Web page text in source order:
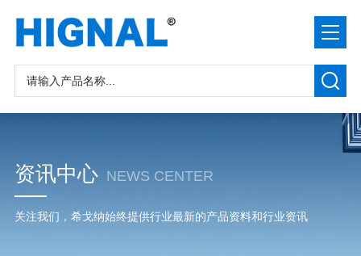
资讯中心 NEWS CENTER
关注我们，希戈纳始终提供行业最新的产品资料和行业资讯